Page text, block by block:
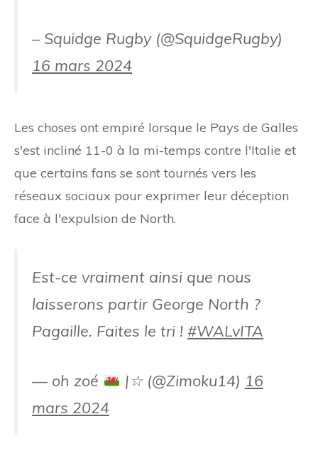
– Squidge Rugby (@SquidgeRugby)
16 mars 2024
Les choses ont empiré lorsque le Pays de Galles
s'est incliné 11-0 à la mi-temps contre l'Italie et
que certains fans se sont tournés vers les
réseaux sociaux pour exprimer leur déception
face à l'expulsion de North.
Est-ce vraiment ainsi que nous
laisserons partir George North ?
Pagaille. Faites le tri ! #WALvITA
— oh zoé |☆ (@Zimoku14) 16
mars 2024